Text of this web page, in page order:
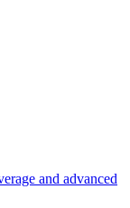
and advanced